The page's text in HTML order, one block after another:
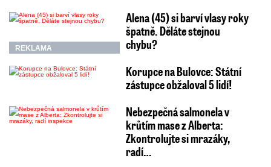
REKLAMA
Alena (45) si barví vlasy roky
špatně. Děláte stejnou
chybu?
Korupce na Bulovce: Státní
zástupce obžaloval 5 lidí!
Nebezpečná salmonela v
krůtím mase z Alberta:
Zkontrolujte si mrazáky,
radí…